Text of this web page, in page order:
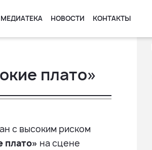
МЕДИАТЕКА НОВОСТИ КОНТАКТЫ
плато»
с высоким риском
плато» на сцене